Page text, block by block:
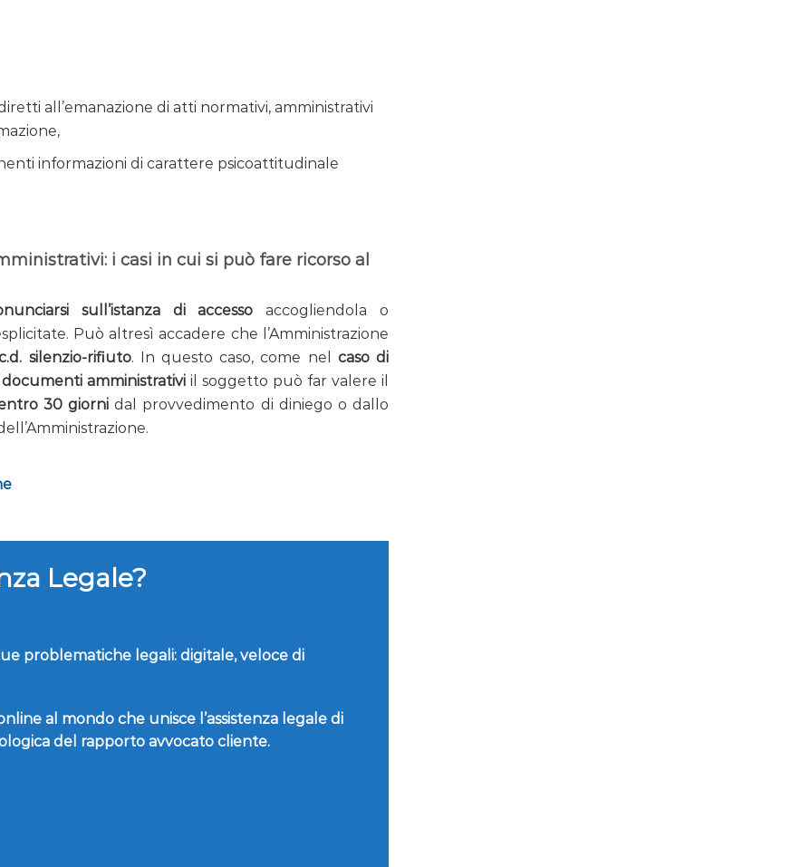
all’emanazione di atti normativi, amministrativi
informazioni di carattere psicoattitudinale
i casi in cui si può fare ricorso al
sull’istanza di accesso accogliendola o
Può altresì accadere che l’Amministrazione
silenzio-rifiuto. In questo caso, come nel caso di
documenti amministrativi il soggetto può far valere il
30 giorni dal provvedimento di diniego o dallo
Legale?
problematiche legali: digitale, veloce di
al mondo che unisce l’assistenza legale di
del rapporto avvocato cliente.